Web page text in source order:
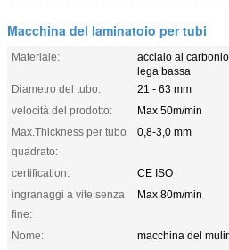
Macchina del laminatoio per tubi
Materiale:
acciaio al
lega bassa
Diametro del tubo:
21 - 63 mm
velocità del prodotto:
Max 50m/min
Max.Thickness per tubo
quadrato:
0,8-3,0 mm
certification:
CE ISO
ingranaggi a vite senza
fine:
Max.80m/min
Nome:
macchina del